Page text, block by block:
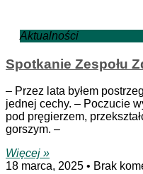
Aktualności
Spotkanie Zespołu
– Przez lata byłem
jednej cechy. – Poczucie
pod pręgierzem,
gorszym. –
Więcej »
18 marca, 2025
Brak